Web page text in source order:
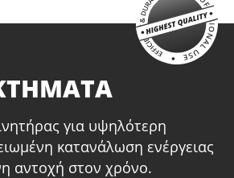
Συρόμενη Li-Ion 5.0Ah 20V
κινητήρας εξαλείφει αυτή την
χρειάζονται οι ψύκτρες για
Έτσι, αυξάνεται η αυτονομία, η
ζωής του εργαλείου, καθιστώντας
τύπου εργασίες.
για υψηλότερη
κατανάλωση ενέργειας
αντοχή στον χρόνο.